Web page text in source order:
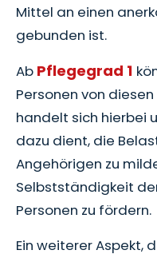
Mittel an einen
gebunden ist.
Ab Pflegegrad 1
Personen von
handelt sich hierbei
dazu dient, die
Angehörigen zu
Selbstständigkeit
Personen zu fördern.
Ein weiterer Aspekt,